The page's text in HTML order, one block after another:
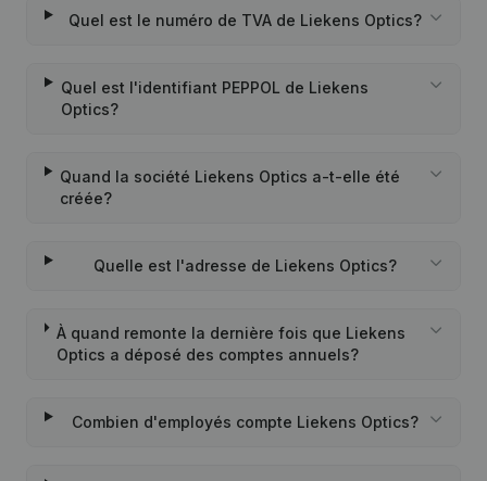
Quel est le numéro de TVA de Liekens Optics?
Quel est l'identifiant PEPPOL de Liekens
Optics?
Quand la société Liekens Optics a-t-elle été
créée?
Quelle est l'adresse de Liekens Optics?
À quand remonte la dernière fois que Liekens
Optics a déposé des comptes annuels?
Combien d'employés compte Liekens Optics?